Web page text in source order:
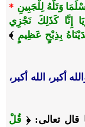
وَتَلَّهُ لِلْجَبِينِ *
إِنَّا كَذَلِكَ نَجْزِي
بِذِبْحٍ عَظِيمٍ ﴾
أكبر، الله أكبر،
قال تعالى: ﴿ قُلْ